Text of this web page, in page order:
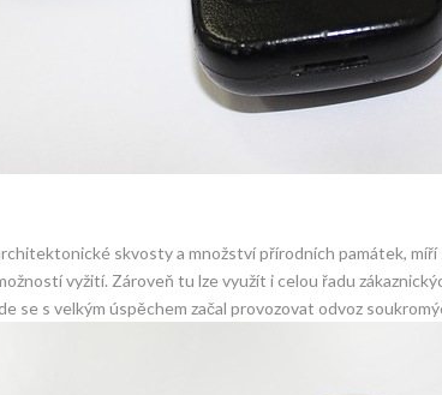
skvosty a množství přírodních památek,
vyžití. Zároveň tu lze využít i celou řadu
se s velkým úspěchem začal provozovat odvoz